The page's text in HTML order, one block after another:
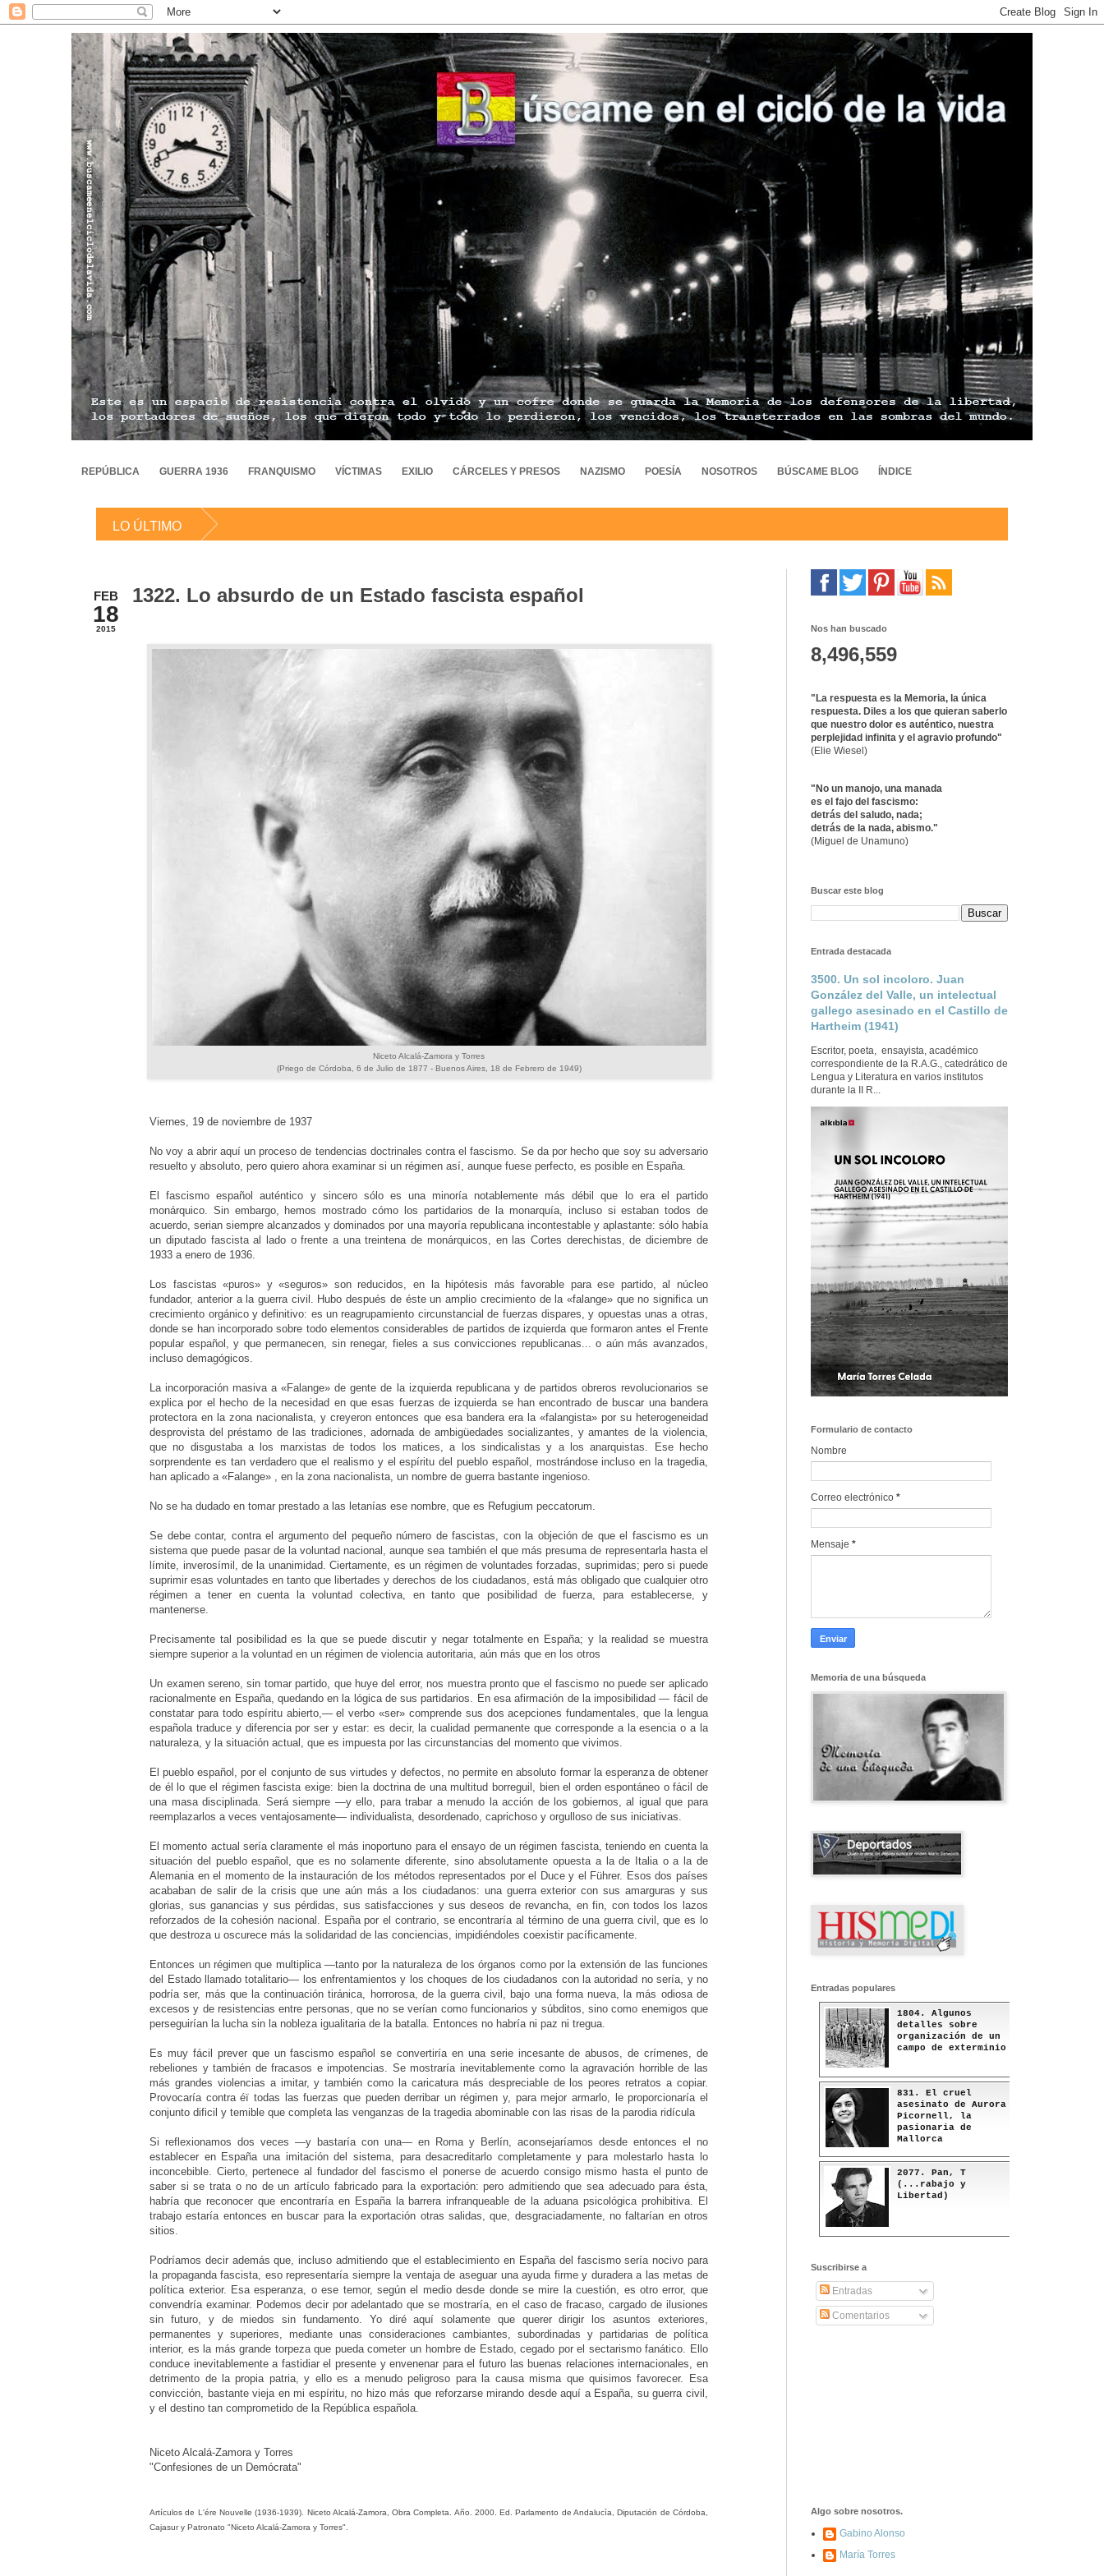
REPÚBLICA GUERRA 1936 FRANQUISMO VÍCTIMAS EXILIO CÁRCELES Y PRESOS NAZISMO POESÍA NOSOTROS BÚSCAME BLOG ÍNDICE
LO ÚLTIMO
FEB
18
2015
1322. Lo absurdo de un Estado fascista español
Niceto Alcalá-Zamora y Torres
(Priego de Córdoba, 6 de Julio de 1877 - Buenos Aires, 18 de Febrero de 1949)
Viernes, 19 de noviembre de 1937
No voy a abrir aquí un proceso de tendencias doctrinales contra el fascismo. Se da por hecho que soy su adversario
resuelto y absoluto, pero quiero ahora examinar si un régimen así, aunque fuese perfecto, es posible en España.
El fascismo español auténtico y sincero sólo es una minoría notablemente más débil que lo era el partido
monárquico. Sin embargo, hemos mostrado cómo los partidarios de la monarquía, incluso si estaban todos de
acuerdo, serian siempre alcanzados y dominados por una mayoría republicana incontestable y aplastante: sólo había
un diputado fascista al lado o frente a una treintena de monárquicos, en las Cortes derechistas, de diciembre de
1933 a enero de 1936.
Los fascistas «puros» y «seguros» son reducidos, en la hipótesis más favorable para ese partido, al núcleo
fundador, anterior a la guerra civil. Hubo después de éste un amplio crecimiento de la «falange» que no significa un
crecimiento orgánico y definitivo: es un reagrupamiento circunstancial de fuerzas dispares, y opuestas unas a otras,
donde se han incorporado sobre todo elementos considerables de partidos de izquierda que formaron antes el Frente
popular español, y que permanecen, sin renegar, fieles a sus convicciones republicanas... o aún más avanzados,
incluso demagógicos.
La incorporación masiva a «Falange» de gente de la izquierda republicana y de partidos obreros revolucionarios se
explica por el hecho de la necesidad en que esas fuerzas de izquierda se han encontrado de buscar una bandera
protectora en la zona nacionalista, y creyeron entonces que esa bandera era la «falangista» por su heterogeneidad
desprovista del préstamo de las tradiciones, adornada de ambigüedades socializantes, y amantes de la violencia,
que no disgustaba a los marxistas de todos los matices, a los sindicalistas y a los anarquistas. Ese hecho
sorprendente es tan verdadero que el realismo y el espíritu del pueblo español, mostrándose incluso en la tragedia,
han aplicado a «Falange» , en la zona nacionalista, un nombre de guerra bastante ingenioso.
No se ha dudado en tomar prestado a las letanías ese nombre, que es Refugium peccatorum.
Se debe contar, contra el argumento del pequeño número de fascistas, con la objeción de que el fascismo es un
sistema que puede pasar de la voluntad nacional, aunque sea también el que más presuma de representarla hasta el
límite, inverosímil, de la unanimidad. Ciertamente, es un régimen de voluntades forzadas, suprimidas; pero si puede
suprimir esas voluntades en tanto que libertades y derechos de los ciudadanos, está más obligado que cualquier otro
régimen a tener en cuenta la voluntad colectiva, en tanto que posibilidad de fuerza, para establecerse, y
mantenerse.
Precisamente tal posibilidad es la que se puede discutir y negar totalmente en España; y la realidad se muestra
siempre superior a la voluntad en un régimen de violencia autoritaria, aún más que en los otros
Un examen sereno, sin tomar partido, que huye del error, nos muestra pronto que el fascismo no puede ser aplicado
racionalmente en España, quedando en la lógica de sus partidarios. En esa afirmación de la imposibilidad — fácil de
constatar para todo espíritu abierto,— el verbo «ser» comprende sus dos acepciones fundamentales, que la lengua
española traduce y diferencia por ser y estar: es decir, la cualidad permanente que corresponde a la esencia o a la
naturaleza, y la situación actual, que es impuesta por las circunstancias del momento que vivimos.
El pueblo español, por el conjunto de sus virtudes y defectos, no permite en absoluto formar la esperanza de obtener
de él lo que el régimen fascista exige: bien la doctrina de una multitud borreguil, bien el orden espontáneo o fácil de
una masa disciplinada. Será siempre —y ello, para trabar a menudo la acción de los gobiernos, al igual que para
reemplazarlos a veces ventajosamente— individualista, desordenado, caprichoso y orgulloso de sus iniciativas.
El momento actual sería claramente el más inoportuno para el ensayo de un régimen fascista, teniendo en cuenta la
situación del pueblo español, que es no solamente diferente, sino absolutamente opuesta a la de Italia o a la de
Alemania en el momento de la instauración de los métodos representados por el Duce y el Führer. Esos dos países
acababan de salir de la crisis que une aún más a los ciudadanos: una guerra exterior con sus amarguras y sus
glorias, sus ganancias y sus pérdidas, sus satisfacciones y sus deseos de revancha, en fin, con todos los lazos
reforzados de la cohesión nacional. España por el contrario, se encontraría al término de una guerra civil, que es lo
que destroza u oscurece más la solidaridad de las conciencias, impidiéndoles coexistir pacíficamente.
Entonces un régimen que multiplica —tanto por la naturaleza de los órganos como por la extensión de las funciones
del Estado llamado totalitario— los enfrentamientos y los choques de los ciudadanos con la autoridad no sería, y no
podría ser, más que la continuación tiránica, horrorosa, de la guerra civil, bajo una forma nueva, la más odiosa de
excesos y de resistencias entre personas, que no se verían como funcionarios y súbditos, sino como enemigos que
perseguirían la lucha sin la nobleza igualitaria de la batalla. Entonces no habría ni paz ni tregua.
Es muy fácil prever que un fascismo español se convertiría en una serie incesante de abusos, de crímenes, de
rebeliones y también de fracasos e impotencias. Se mostraría inevitablemente como la agravación horrible de las
más grandes violencias a imitar, y también como la caricatura más despreciable de los peores retratos a copiar.
Provocaría contra éï todas las fuerzas que pueden derribar un régimen y, para mejor armarlo, le proporcionaría el
conjunto dificil y temible que completa las venganzas de la tragedia abominable con las risas de la parodia ridícula
Si reflexionamos dos veces —y bastaría con una— en Roma y Berlín, aconsejaríamos desde entonces el no
establecer en España una imitación del sistema, para desacreditarlo completamente y para molestarlo hasta lo
inconcebible. Cierto, pertenece al fundador del fascismo el ponerse de acuerdo consigo mismo hasta el punto de
saber si se trata o no de un artículo fabricado para la exportación: pero admitiendo que sea adecuado para ésta,
habría que reconocer que encontraría en España la barrera infranqueable de la aduana psicológica prohibitiva. El
trabajo estaría entonces en buscar para la exportación otras salidas, que, desgraciadamente, no faltarían en otros
sitios.
Podríamos decir además que, incluso admitiendo que el establecimiento en España del fascismo sería nocivo para
la propaganda fascista, eso representaría siempre la ventaja de aseguar una ayuda firme y duradera a las metas de
política exterior. Esa esperanza, o ese temor, según el medio desde donde se mire la cuestión, es otro error, que
convendría examinar. Podemos decir por adelantado que se mostraría, en el caso de fracaso, cargado de ilusiones
sin futuro, y de miedos sin fundamento. Yo diré aquí solamente que querer dirigir los asuntos exteriores,
permanentes y superiores, mediante unas consideraciones cambiantes, subordinadas y partidarias de política
interior, es la más grande torpeza que pueda cometer un hombre de Estado, cegado por el sectarismo fanático. Ello
conduce inevitablemente a fastidiar el presente y envenenar para el futuro las buenas relaciones internacionales, en
detrimento de la propia patria, y ello es a menudo peligroso para la causa misma que quisimos favorecer. Esa
convicción, bastante vieja en mi espíritu, no hizo más que reforzarse mirando desde aquí a España, su guerra civil,
y el destino tan comprometido de la República española.
Niceto Alcalá-Zamora y Torres
"Confesiones de un Demócrata"
Artículos de L'ére Nouvelle (1936-1939). Niceto Alcalá-Zamora, Obra Completa. Año. 2000. Ed. Parlamento de Andalucía, Diputación de Córdoba,
Cajasur y Patronato "Niceto Alcalá-Zamora y Torres".
Nos han buscado
8,496,559
"La respuesta es la Memoria, la única
respuesta. Diles a los que quieran saberlo
que nuestro dolor es auténtico, nuestra
perplejidad infinita y el agravio profundo"
(Elie Wiesel)
"No un manojo, una manada
es el fajo del fascismo:
detrás del saludo, nada;
detrás de la nada, abismo."
(Miguel de Unamuno)
Buscar este blog
Entrada destacada
3500. Un sol incoloro. Juan
González del Valle, un intelectual
gallego asesinado en el Castillo de
Hartheim (1941)
Escritor, poeta, ensayista, académico
correspondiente de la R.A.G., catedrático de
Lengua y Literatura en varios institutos
durante la II R...
Formulario de contacto
Nombre
Correo electrónico *
Mensaje *
Memoria de una búsqueda
Entradas populares
1804. Algunos
detalles sobre
organización de un
campo de exterminio
831. El cruel
asesinato de Aurora
Picornell, la
pasionaria de
Mallorca
2077. Pan, T
(...rabajo y
Libertad)
Suscribirse a
Entradas
Comentarios
Algo sobre nosotros.
Gabino Alonso
María Torres